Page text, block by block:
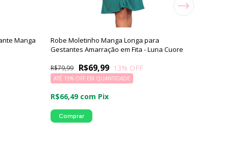
Manga
Robe Moletinho Manga Longa para
Gestantes Amarração em Fita - Luna Cuore
R$69,99
R$79,99 13% OFF
ATÉ 15% OFF EM QUANTIDADE
R$66,49 com Pix
Comprar